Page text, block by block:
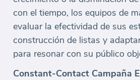
con el tiempo, los equipos de
evaluar la efectividad de sus
construcción de listas y
para resonar con su público
Constant-Contact Campaña